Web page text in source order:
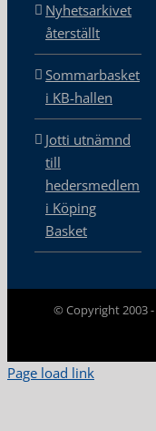
Nyhetsarkivet
återställt
Sommarbasket
i KB-hallen
Jotti utnämnd
till
hedersmedlem
i Köping
Basket
© Copyright 2003 -
Page load link